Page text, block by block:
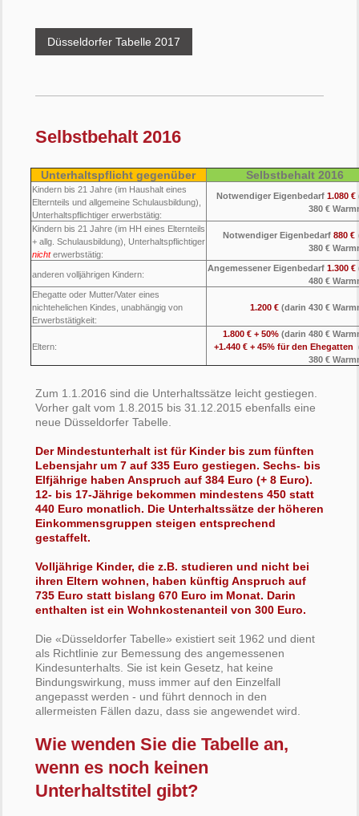
Düsseldorfer Tabelle 2017
Selbstbehalt 2016
Unterhaltspflicht gegenüber Selbstbehalt 2016
Kindern bis 21 Jahre (im Haushalt eines
Elternteils und allgemeine Schulausbildung),
Unterhaltspflichtiger erwerbstätig:
Notwendiger Eigenbedarf1.080 €
380 €
Kindern bis 21 Jahre (im HH eines Elternteils
+ allg. Schulausbildung), Unterhaltspflichtiger
nichterwerbstätig:
Notwendiger Eigenbedarf880 €
380 €
anderen volljährigen Kindern:
Angemessener Eigenbedarf1.300 €
480 €
Ehegatte oder Mutter/Vater eines
nichtehelichen Kindes, unabhängig von
Erwerbstätigkeit:
1.200 € (darin 430 €
Eltern:
1.800 € + 50% (darin 480 €
+1.440 € + 45% für den Ehegatten
380 €
Zum 1.1.2016 sind die Unterhaltssätze leicht gestiegen.
Vorher galt vom 1.8.2015 bis 31.12.2015 ebenfalls eine
neue Düsseldorfer Tabelle.
Der Mindestunterhalt ist für Kinder bis zum fünften
Lebensjahr um 7 auf 335 Euro gestiegen. Sechs- bis
Elfjährige haben Anspruch auf 384 Euro (+ 8 Euro).
12- bis 17-Jährige bekommen mindestens 450 statt
440 Euro monatlich. Die Unterhaltssätze der höheren
Einkommensgruppen steigen entsprechend
gestaffelt.
Volljährige Kinder, die z.B. studieren und nicht bei
ihren Eltern wohnen, haben künftig Anspruch auf
735 Euro statt bislang 670 Euro im Monat. Darin
enthalten ist ein Wohnkostenanteil von 300 Euro.
Die «Düsseldorfer Tabelle» existiert seit 1962 und dient
als Richtlinie zur Bemessung des angemessenen
Kindesunterhalts. Sie ist kein Gesetz, hat keine
Bindungswirkung, muss immer auf den Einzelfall
angepasst werden - und führt dennoch in den
allermeisten Fällen dazu, dass sie angewendet wird.
Wie wenden Sie die Tabelle an,
wenn es noch keinen
Unterhaltstitel gibt?